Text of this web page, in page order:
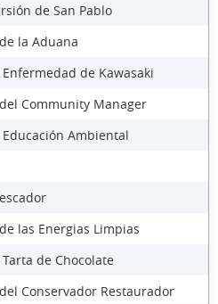
de San Pablo
la Aduana
de Kawasaki
Community Manager
Ambiental
las Energias Limpias
de Chocolate
Conservador Restaurador